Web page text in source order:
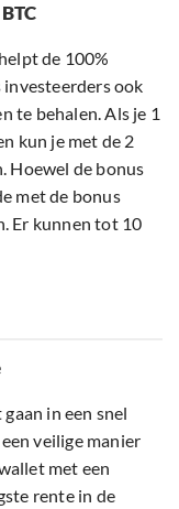
de 100%
ook
te behalen. Als je 1
kun je met de 2
Hoewel de bonus
met de bonus
Er kunnen tot 10
in een snel
veilige manier
met een
rente in de